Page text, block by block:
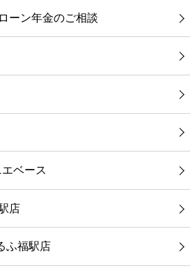
ーン年金のご相談
ベース
店
ふ福駅店